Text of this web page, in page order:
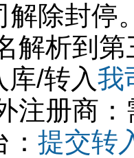
解除封停
解析到
/转入我
注册商
提交转